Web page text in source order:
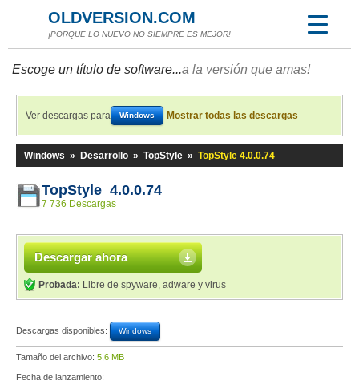
OLDVERSION.COM
¡PORQUE LO NUEVO NO SIEMPRE ES MEJOR!
Escoge un título de software...a la versión que amas!
Ver descargas para Windows Mostrar todas las descargas
Windows » Desarrollo » TopStyle » TopStyle 4.0.0.74
TopStyle 4.0.0.74
7 736 Descargas
Descargar ahora
Probada: Libre de spyware, adware y virus
Descargas disponibles: Windows
Tamaño del archivo: 5,6 MB
Fecha de lanzamiento: